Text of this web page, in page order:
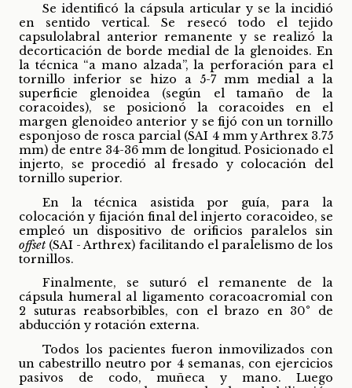
Se identificó la cápsula articular y se la incidió
en sentido vertical. Se resecó todo el tejido
capsulolabral anterior remanente y se realizó la
decorticación de borde medial de la glenoides. En
la técnica “a mano alzada”, la perforación para el
tornillo inferior se hizo a 5-7 mm medial a la
superficie glenoidea (según el tamaño de la
coracoides), se posicionó la coracoides en el
margen glenoideo anterior y se fijó con un tornillo
esponjoso de rosca parcial (SAI 4 mm y Arthrex 3.75
mm) de entre 34-36 mm de longitud. Posicionado el
injerto, se procedió al fresado y colocación del
tornillo superior.
En la técnica asistida por guía, para la
colocación y fijación final del injerto coracoideo, se
empleó un dispositivo de orificios paralelos sin
offset (SAI - Arthrex) facilitando el paralelismo de los
tornillos.
Finalmente, se suturó el remanente de la
cápsula humeral al ligamento coracoacromial con
2 suturas reabsorbibles, con el brazo en 30° de
abducción y rotación externa.
Todos los pacientes fueron inmovilizados con
un cabestrillo neutro por 4 semanas, con ejercicios
pasivos de codo, muñeca y mano. Luego